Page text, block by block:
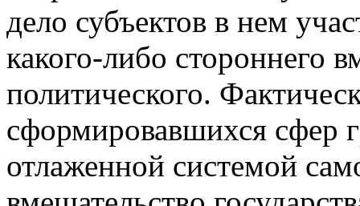
дело субъектов в нем
какого-либо стороннего
политического.
сформировавшихся сфер
отлаженной системой